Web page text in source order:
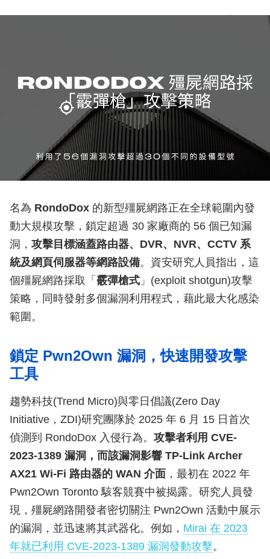
名為 RondoDox 的新型殭屍網路正在全球範圍內發
動大規模攻擊，鎖定超過 30 家廠商的 56 個已知漏
洞， 攻擊目標涵蓋路由器、DVR、NVR、CCTV 系
統及網頁伺服器等網路設備。資安研究人員指出，這
個殭屍網路採取「 霰彈槍式」(exploit shotgun)攻擊
策略，同時發射多個漏洞利用程式，藉此最大化感染
範圍。
鎖定 Pwn2Own 漏洞，快速開發攻擊
工具
趨勢科技(Trend Micro)與零日倡議(Zero Day
Initiative，ZDI)研究團隊於 2025 年 6 月 15 日首次
偵測到 RondoDox 入侵行為。 攻擊者利用 CVE-
2023-1389 漏洞，而該漏洞影響 TP-Link Archer
AX21 Wi-Fi 路由器的 WAN 介面 ，最初在 2022 年
Pwn2Own Toronto 駭客競賽中被揭露。研究人員發
現，殭屍網路開發者密切關注 Pwn2Own 活動中展示
的漏洞，並迅速將其武器化。例如， Mirai 在 2023
年就已利用 CVE-2023-1389 漏洞發動攻擊。